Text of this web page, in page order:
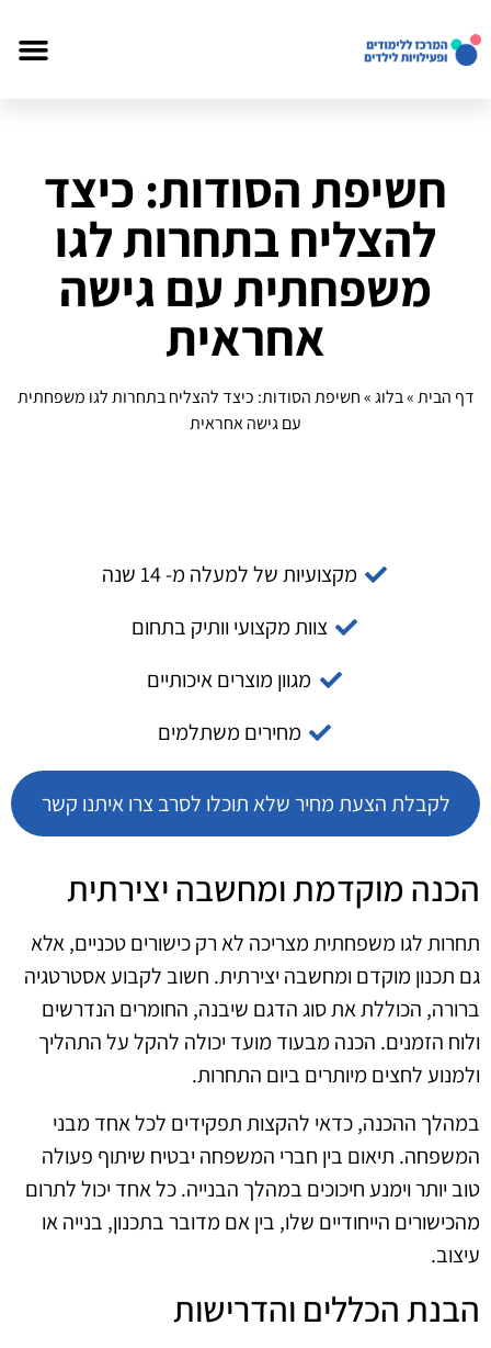
חשיפת הסודות: כיצד
להצליח בתחרות לגו
משפחתית עם גישה
אחראית
דף הבית»בלוג»חשיפת הסודות: כיצד להצליח בתחרות לגו משפחתית
עם גישה אחראית
מקצועיות של למעלה מ- 14 שנה
צוות מקצועי וותיק בתחום
מגוון מוצרים איכותיים
מחירים משתלמים
לקבלת הצעת מחיר שלא תוכלו לסרב צרו איתנו קשר
הכנה מוקדמת ומחשבה יצירתית
תחרות לגו משפחתית מצריכה לא רק כישורים טכניים, אלא
גם תכנון מוקדם ומחשבה יצירתית. חשוב לקבוע אסטרטגיה
ברורה, הכוללת את סוג הדגם שיבנה, החומרים הנדרשים
ולוח הזמנים. הכנה מבעוד מועד יכולה להקל על התהליך
ולמנוע לחצים מיותרים ביום התחרות.
במהלך ההכנה, כדאי להקצות תפקידים לכל אחד מבני
המשפחה. תיאום בין חברי המשפחה יבטיח שיתוף פעולה
טוב יותר וימנע חיכוכים במהלך הבנייה. כל אחד יכול לתרום
מהכישורים הייחודיים שלו, בין אם מדובר בתכנון, בנייה או
עיצוב.
הבנת הכללים והדרישות